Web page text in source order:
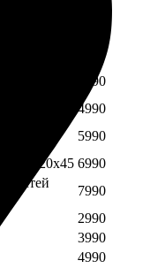
2990
3990
20х45
4990
5990
20х45 6990
частей
7990
2990
3990
4990